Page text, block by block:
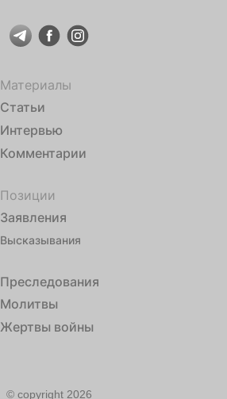
Материалы
Статьи
Интервью
Комментарии
Позиции
Заявления
Высказывания
Преследования
Молитвы
Жертвы войны
© copyright 2026